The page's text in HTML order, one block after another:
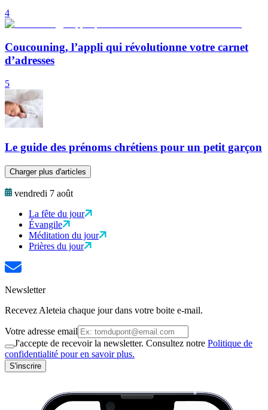
4
Coucouning, l’appli qui révolutionne votre carnet
d’adresses
5
Le guide des prénoms chrétiens pour un petit garçon
Charger plus d'articles
vendredi 7 août
La fête du jour
Évangile
Méditation du jour
Prières du jour
Newsletter
Recevez Aleteia chaque jour dans votre boite e-mail.
Votre adresse email
J'accepte de recevoir la newsletter. Consultez notre Politique de
confidentialité pour en savoir plus.
S'inscrire